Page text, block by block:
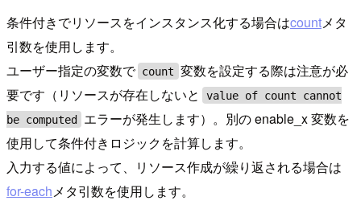
条件付きでリソースをインスタンス化する場合はcountメタ
引数を使用します。
ユーザー指定の変数で count 変数を設定する際は注意が必
要です（リソースが存在しないと
value of count cannot
be computed エラーが発生します）。別の enable_x 変数を
使用して条件付きロジックを計算します。
入力する値によって、リソース作成が繰り返される場合は
for-eachメタ引数を使用します。